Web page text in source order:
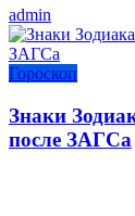
admin
Гороскоп
Знаки
после ЗАГСа